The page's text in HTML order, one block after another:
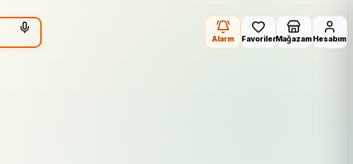
Alarm FavorilerMağazamHesabım